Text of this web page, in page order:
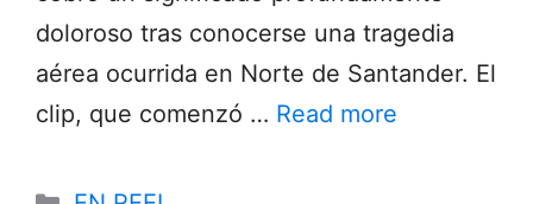
doloroso tras conocerse una tragedia
aérea ocurrida en Norte de Santander. El
clip, que comenzó … Read more